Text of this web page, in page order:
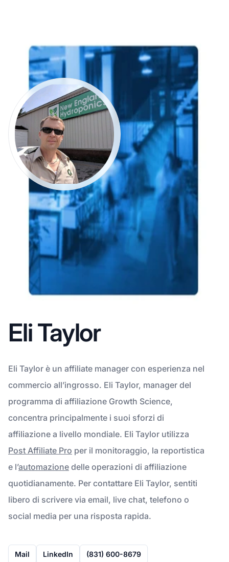
Eli Taylor
Eli Taylor è un affiliate manager con esperienza nel
commercio all’ingrosso. Eli Taylor, manager del
programma di affiliazione Growth Science,
concentra principalmente i suoi sforzi di
affiliazione a livello mondiale. Eli Taylor utilizza
Post Affiliate Pro per il monitoraggio, la reportistica
e l’automazione delle operazioni di affiliazione
quotidianamente. Per contattare Eli Taylor, sentiti
libero di scrivere via email, live chat, telefono o
social media per una risposta rapida.
Mail LinkedIn (831) 600-8679